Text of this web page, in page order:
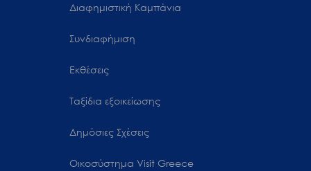
Διαφημιστική Καμπάνια
Συνδιαφήμιση
Εκθέσεις
Ταξίδια εξοικείωσης
Δημόσιες Σχέσεις
Oικοσύστημα Visit Greece